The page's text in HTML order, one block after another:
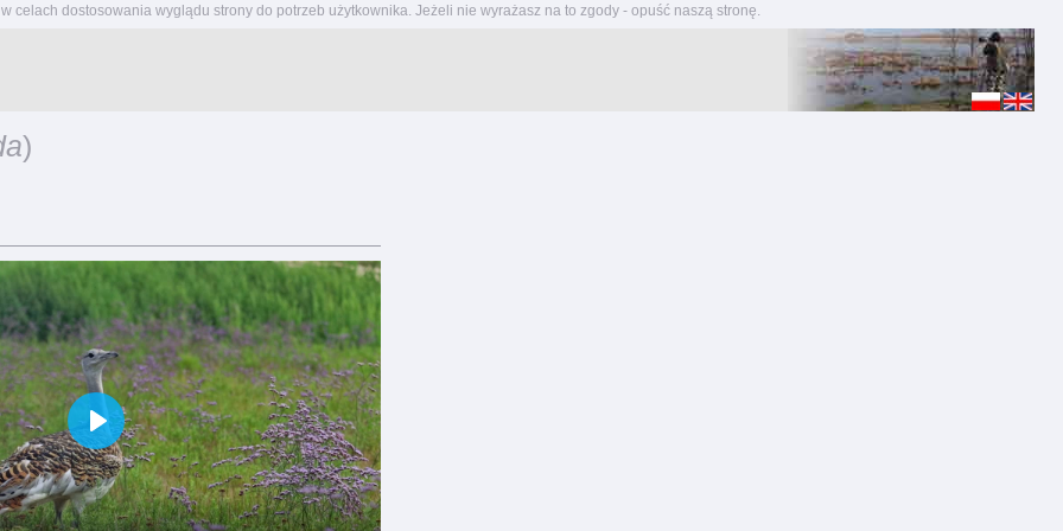
celach dostosowania wyglądu strony do potrzeb użytkownika. Jeżeli nie wyrażasz na to zgody - opuść naszą stronę.
)
Play